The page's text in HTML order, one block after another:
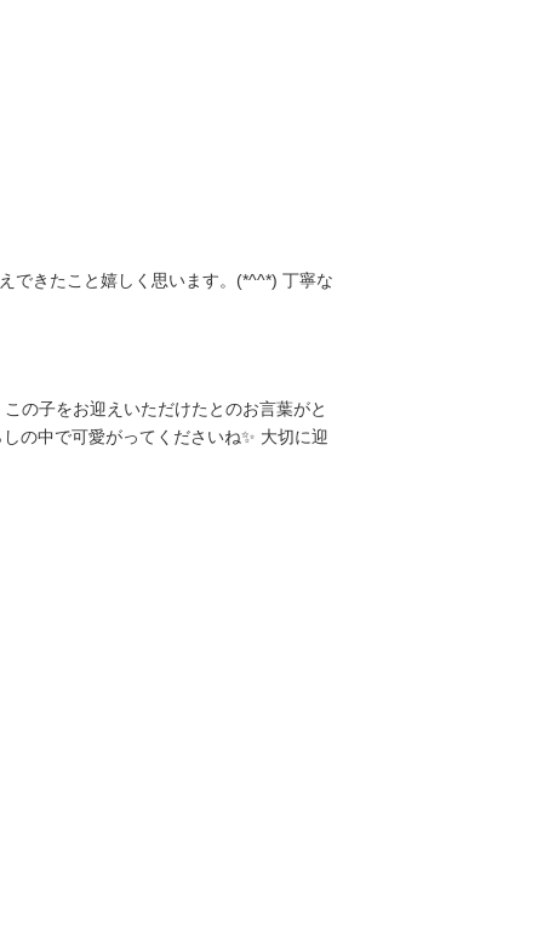
できたこと嬉しく思います。(*^^*) 丁寧な
の子をお迎えいただけたとのお言葉がと
の中で可愛がってくださいね✨ 大切に迎